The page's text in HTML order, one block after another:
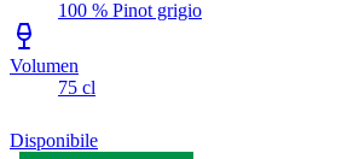
100 % Pinot grigio
Volumen
75 cl
Disponibile